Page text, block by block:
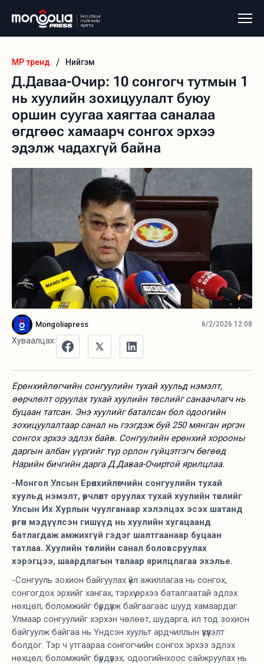
MP тренд / Нийгэм
Д.Даваа-Очир: 10 сонгогч тутмын 1
нь хуулийн зохицуулалт буюу
оршин суугаа хаягтаа саналаа
өгдгөөс хамаарч сонгох эрхээ
эдэлж чадахгүй байна
Mongoliapress 6/2/2026 12:08
Хуваалцах:
Ерөнхийлөгчийн сонгуулийн тухай хуульд нэмэлт,
өөрчлөлт оруулах тухай хуулийн төслийг санаачлагч нь
буцаан татсан. Энэ хуулийг баталсан бол одоогийн
зохицуулалтаар санал нь гээгдэж буй 250 мянган иргэн
сонгох эрхээ эдлэх байв. Сонгуулийн ерөнхий хорооны
даргын албан үүргийг түр орлон гүйцэтгэгч бөгөөд
Нарийн бичгийн дарга Д.Даваа-Очиртой ярилцлаа.
-Монгол Улсын Ерөнхийлөгчийн сонгуулийн тухай
хуульд нэмэлт, өөрчлөлт оруулах тухай хуулийн төслийг
Улсын Их Хурлын чуулганаар хэлэлцэх эсэх шатанд
өргөн мэдүүлсэн гишүүд нь хуулийн хугацаанд
батлагдаж амжихгүй гэдэг шалтгаанаар буцаан
татлаа. Хуулийн төслийн санал боловсруулах
хэрэгцээ, шаардлагын талаар ярилцлагаа эхэлье.
-Сонгууль зохион байгуулах үйл ажиллагаа нь сонгох,
сонгогдох эрхийг хангах, тэрхүү эрхээ баталгаатай эдлэх
нөхцөл, боломжийг бүрдүүлж байгаагаас шууд хамаардаг.
Улмаар сонгуулийг хэрхэн чөлөөт, шударга, ил тод зохион
байгуулж байгаа нь Үндсэн хуульт ардчиллын үзүүлэлт
болдог. Тэр ч утгаараа сонгогчийн сонгох эрхээ эдлэх
нөхцөл, боломжийг бүрдүүлэх, одоогийнхоос сайжруулах нь